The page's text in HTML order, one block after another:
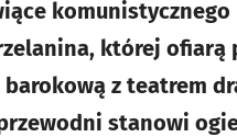
której ofiarą
z teatrem
stanowi